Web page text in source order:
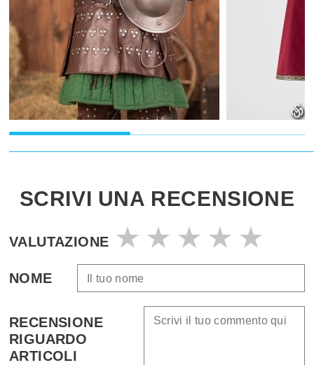
SCRIVI UNA RECENSIONE
VALUTAZIONE
NOME
RECENSIONE
RIGUARDO
ARTICOLI